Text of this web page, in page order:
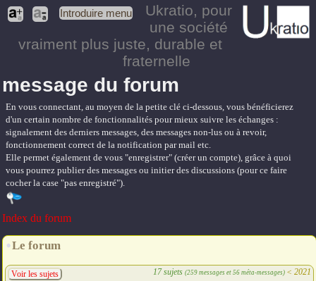
Introduire menu Ukratio, pour
une société
vraiment plus juste, durable et
fraternelle
message du forum
En vous connectant, au moyen de la petite clé ci-dessous, vous bénéficierez
d'un certain nombre de fonctionnalités pour mieux suivre les échanges :
signalement des derniers messages, des messages non-lus ou à revoir,
fonctionnement correct de la notification par mail etc.
Elle permet également de vous "enregistrer" (créer un compte), grâce à quoi
vous pourrez publier des messages ou initier des discussions (pour ce faire
cocher la case "pas enregistré").
Index du forum
Le forum
17 sujets (259 messages et 56 méta-messages) < 2021
Voir les sujets